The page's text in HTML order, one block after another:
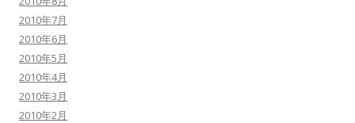
2010年7月
2010年6月
2010年5月
2010年4月
2010年3月
2010年2月